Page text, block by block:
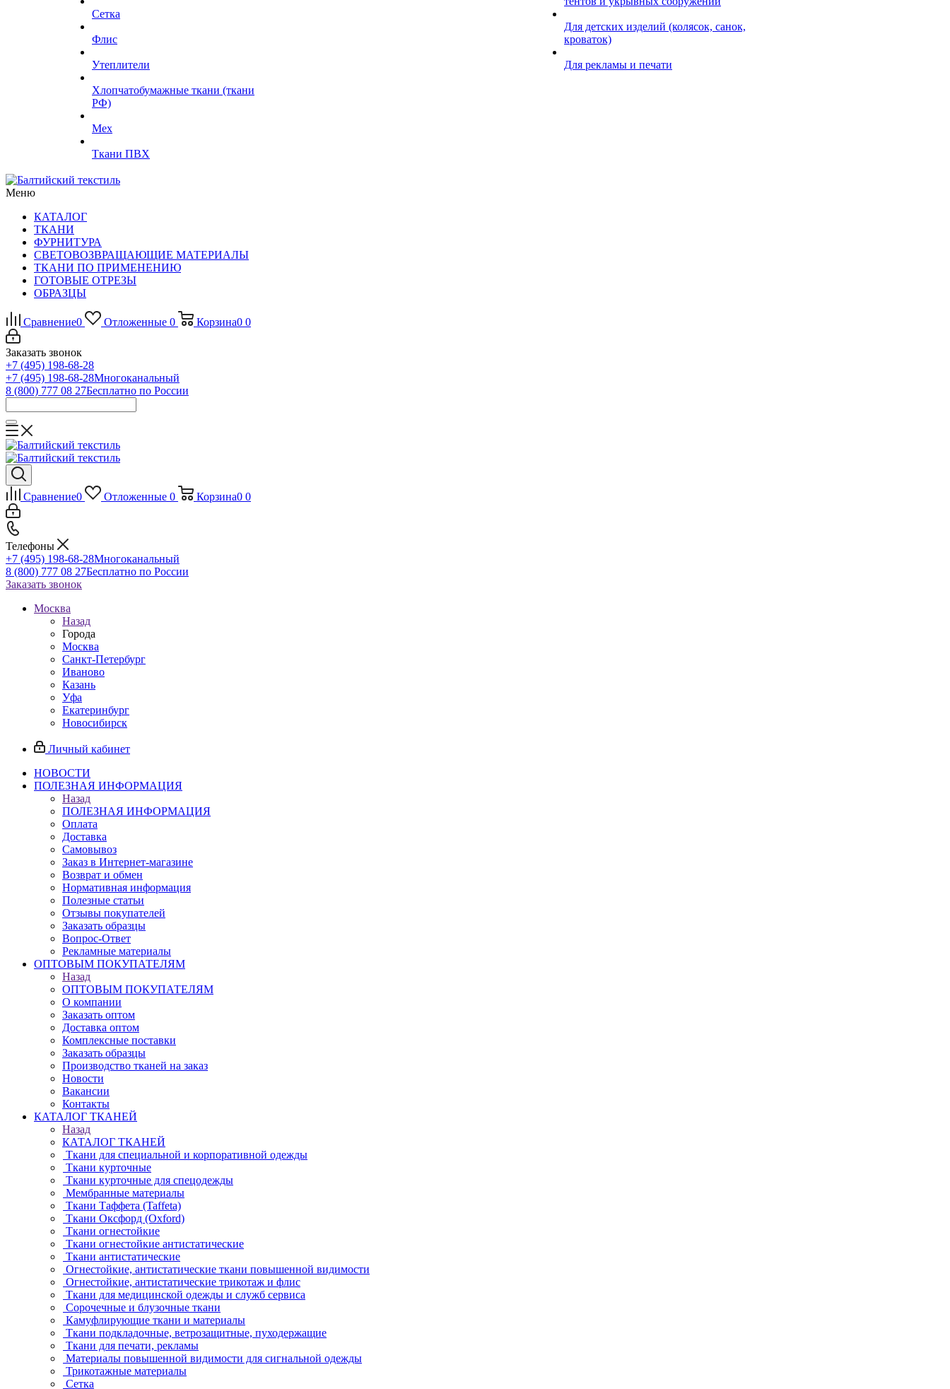
Сетка
Флис
Утеплители
Хлопчатобумажные ткани (ткани
РФ)
Мех
Ткани ПВХ
Для детских изделий (колясок, санок,
кроваток)
Для рекламы и печати
Меню
КАТАЛОГ
ТКАНИ
ФУРНИТУРА
СВЕТОВОЗВРАЩАЮЩИЕ МАТЕРИАЛЫ
ТКАНИ ПО ПРИМЕНЕНИЮ
ГОТОВЫЕ ОТРЕЗЫ
ОБРАЗЦЫ
Сравнение0 Отложенные 0 Корзина0 0
Заказать звонок
+7 (495) 198-68-28
+7 (495) 198-68-28Многоканальный
8 (800) 777 08 27Бесплатно по России
Сравнение0 Отложенные 0 Корзина0 0
Телефоны
+7 (495) 198-68-28Многоканальный
8 (800) 777 08 27Бесплатно по России
Заказать звонок
Москва
Назад
Города
Москва
Санкт-Петербург
Иваново
Казань
Уфа
Екатеринбург
Новосибирск
Личный кабинет
НОВОСТИ
ПОЛЕЗНАЯ ИНФОРМАЦИЯ
Назад
ПОЛЕЗНАЯ ИНФОРМАЦИЯ
Оплата
Доставка
Самовывоз
Заказ в Интернет-магазине
Возврат и обмен
Нормативная информация
Полезные статьи
Отзывы покупателей
Заказать образцы
Вопрос-Ответ
Рекламные материалы
ОПТОВЫМ ПОКУПАТЕЛЯМ
Назад
ОПТОВЫМ ПОКУПАТЕЛЯМ
О компании
Заказать оптом
Доставка оптом
Комплексные поставки
Заказать образцы
Производство тканей на заказ
Новости
Вакансии
Контакты
КАТАЛОГ ТКАНЕЙ
Назад
КАТАЛОГ ТКАНЕЙ
Ткани для специальной и корпоративной одежды
Ткани курточные
Ткани курточные для спецодежды
Мембранные материалы
Ткани Таффета (Taffeta)
Ткани Оксфорд (Oxford)
Ткани огнестойкие
Ткани огнестойкие антистатические
Ткани антистатические
Огнестойкие, антистатические ткани повышенной видимости
Огнестойкие, антистатические трикотаж и флис
Ткани для медицинской одежды и служб сервиса
Сорочечные и блузочные ткани
Камуфлирующие ткани и материалы
Ткани подкладочные, ветрозащитные, пуходержащие
Ткани для печати, рекламы
Материалы повышенной видимости для сигнальной одежды
Трикотажные материалы
Сетка